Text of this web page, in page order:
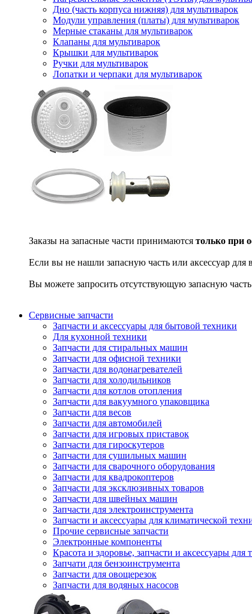
Дно (часть корпуса нижняя) для мультиварок
Модули управления (платы) для мультиварок
Мерные стаканы для мультиварок
Клапаны для мультиварок
Крышки для мультиварок
Ручки для мультиварок
Лопатки и черпаки для мультиварок
Заказы на запасные части принимаются только при
Если вы не нашли запасную часть или аксессуар для
Вы можете запросить отсутствующую запасную часть
Сервисные запчасти
Запчасти и аксессуары для бытовой техники
Для кухонной техники
Запчасти для стиральных машин
Запчасти для офисной техники
Запчасти для водонагревателей
Запчасти для холодильников
Запчасти для котлов отопления
Запчасти для вакуумного упаковщика
Запчасти для весов
Запчасти для автомобилей
Запчасти для игровых приставок
Запчасти для гироскутеров
Запчасти для сушильных машин
Запчасти для сварочного оборудования
Запчасти для квадрокоптеров
Запчасти для эксклюзивных товаров
Запчасти для швейных машин
Запчасти для электроинструмента
Запчасти и аксессуары для климатической
Прочие сервисные запчасти
Электронные компоненты
Красота и здоровье, запчасти и аксессуары для
Запчати для бензоинструмента
Запчасти для овощерезок
Запчасти для водяных насосов